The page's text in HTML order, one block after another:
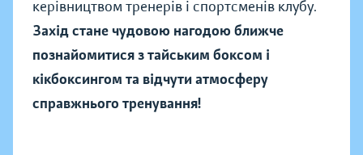
керівництвом тренерів і спортсменів клубу.
Захід стане чудовою нагодою ближче
познайомитися з тайським боксом і
кікбоксингом та відчути атмосферу
справжнього тренування!